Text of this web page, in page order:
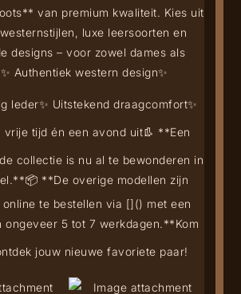
van premium kwaliteit. Kies uit
luxe leersoorten en
designs – voor zowel dames als
✨ Authentiek western design✨
leder✨ Uitstekend draagcomfort✨
vrije tijd én een avond uit👢 **Een
collectie is nu al te bewonderen in
📦 **De overige modellen zijn
online te bestellen via []() met een
ongeveer 5 tot 7 werkdagen.**Kom
jouw nieuwe favoriete paar!